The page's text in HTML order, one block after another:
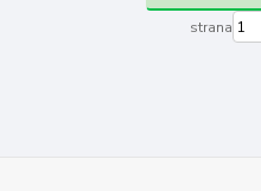
strana